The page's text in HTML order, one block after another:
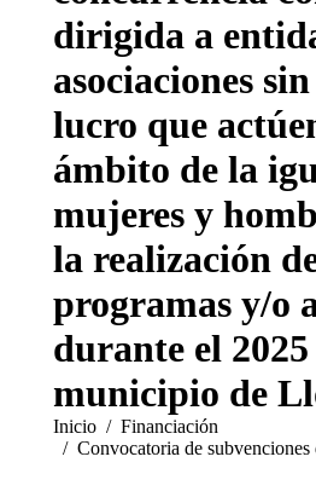
dirigida a
asociaciones
lucro que
ámbito de la
mujeres y
la realización
programas y/o
durante el 2025
municipio de
Estás aquí:
Inicio
Financiación
Convocatoria de